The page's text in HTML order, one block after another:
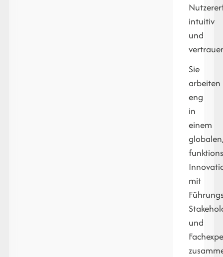
intuitiv
und
Sie
arbeiten
eng
in
einem
mit
und